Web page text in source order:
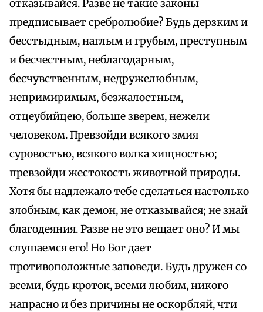
отказывайся. Разве не такие законы
предписывает сребролюбие? Будь дерзким и
бесстыдным, наглым и грубым, преступным
и бесчестным, неблагодарным,
бесчувственным, недружелюбным,
непримиримым, безжалостным,
отцеубийцею, больше зверем, нежели
человеком. Превзойди всякого змия
суровостью, всякого волка хищностью;
превзойди жестокость животной природы.
Хотя бы надлежало тебе сделаться настолько
злобным, как демон, не отказывайся; не знай
благодеяния. Разве не это вещает оно? И мы
слушаемся его! Но Бог дает
противоположные заповеди. Будь дружен со
всеми, будь кроток, всеми любим, никого
напрасно и без причины не оскорбляй, чти